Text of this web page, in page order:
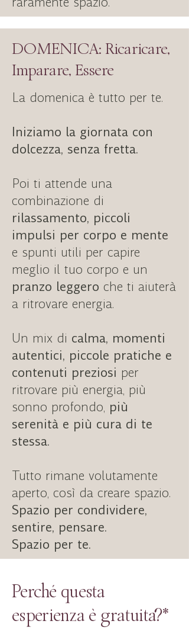
DOMENICA: Ricaricare,
Imparare, Essere
La domenica è tutto per te.
Iniziamo la giornata con
dolcezza, senza fretta.
Poi ti attende una
combinazione di
rilassamento, piccoli
impulsi per corpo e mente
e spunti utili per capire
meglio il tuo corpo e un
pranzo leggero che ti aiuterà
a ritrovare energia.
Un mix di calma, momenti
autentici, piccole pratiche e
contenuti preziosi per
ritrovare più energia, più
sonno profondo, più
serenità e più cura di te
stessa.
Tutto rimane volutamente
aperto, così da creare spazio.
Spazio per condividere,
sentire, pensare.
Spazio per te.
Perché questa
esperienza è gratuita?*